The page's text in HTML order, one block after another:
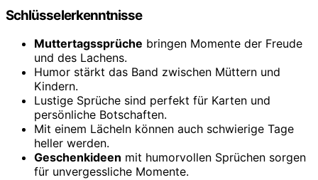
Schlüsselerkenntnisse
Muttertagssprüche bringen Momente der Freude
und des Lachens.
Humor stärkt das Band zwischen Müttern und
Kindern.
Lustige Sprüche sind perfekt für Karten und
persönliche Botschaften.
Mit einem Lächeln können auch schwierige Tage
heller werden.
Geschenkideen mit humorvollen Sprüchen sorgen
für unvergessliche Momente.